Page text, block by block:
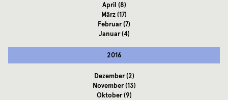
April (8)
März(17)
Februar(7)
Januar(4)
2016
Dezember(2)
November(13)
Oktober(9)